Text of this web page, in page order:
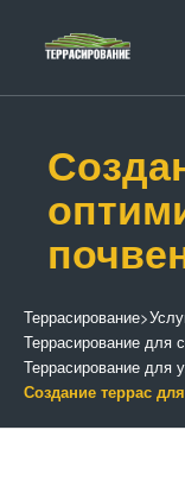
Террасирование>
Террасирование для
Террасирование для
Создание террас